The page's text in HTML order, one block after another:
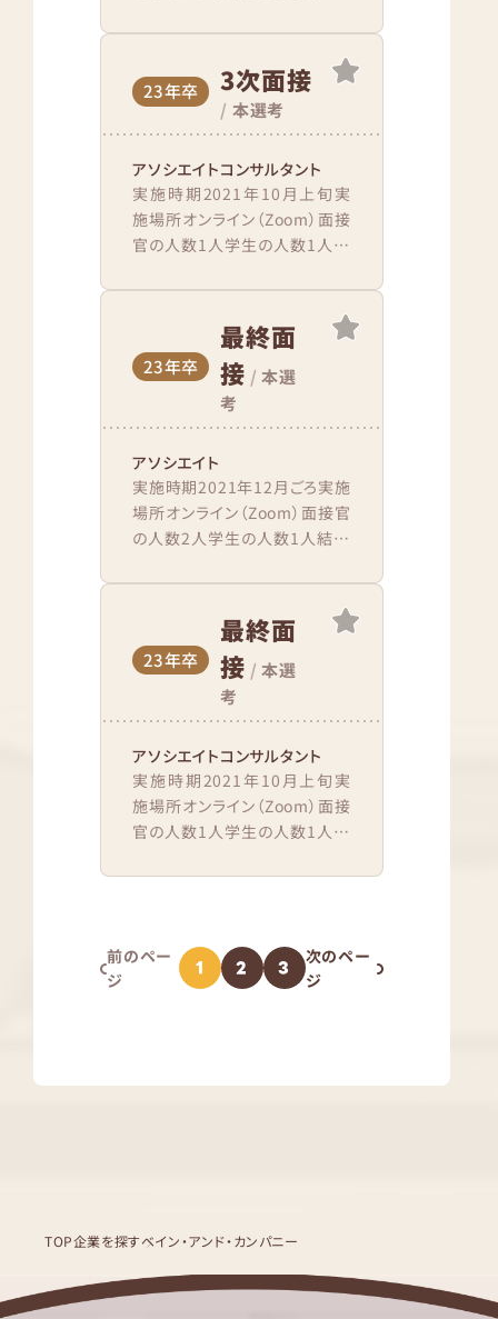
いうことが見られていたと思い
ます。そのため、ケ...
23年卒 3次面接
/ 本選考
アソシエイトコンサルタント
実施時期2021年10月上旬実
施場所オンライン（Zoom）面接
官の人数1人学生の人数1人結
キャリアフォーラム選考会場到
着（接続）か...
23年卒
最終面
接 / 本選
考
アソシエイト
実施時期2021年12月ごろ実施
場所オンライン（Zoom）面接官
の人数2人学生の人数1人結果
から、終了までの流れ事前に共
23年卒
最終面
接 / 本選
考
アソシエイトコンサルタント
実施時期2021年10月上旬実
施場所オンライン（Zoom）面接
官の人数1人学生の人数1人結
※ボストンキャリアフォーラム
前のペー
ジ
1 2 3
次のペー
ジ
TOP企業を探すベイン・アンド・カンパニー